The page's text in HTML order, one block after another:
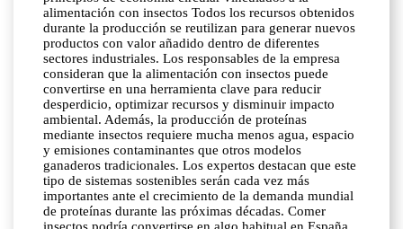
alimentación con insectos Todos los recursos obtenidos
durante la producción se reutilizan para generar nuevos
productos con valor añadido dentro de diferentes
sectores industriales. Los responsables de la empresa
consideran que la alimentación con insectos puede
convertirse en una herramienta clave para reducir
desperdicio, optimizar recursos y disminuir impacto
ambiental. Además, la producción de proteínas
mediante insectos requiere mucha menos agua, espacio
y emisiones contaminantes que otros modelos
ganaderos tradicionales. Los expertos destacan que este
tipo de sistemas sostenibles serán cada vez más
importantes ante el crecimiento de la demanda mundial
de proteínas durante las próximas décadas. Comer